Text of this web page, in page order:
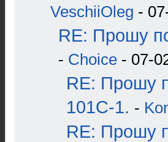
VeschiiOleg -
RE: Прошу
- Choice - 07-
RE: Прошу
101С-1. -
RE: Прошу